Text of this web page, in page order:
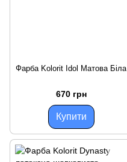
Фарба Kolorit Idol Матова Біла
670 грн
Купити